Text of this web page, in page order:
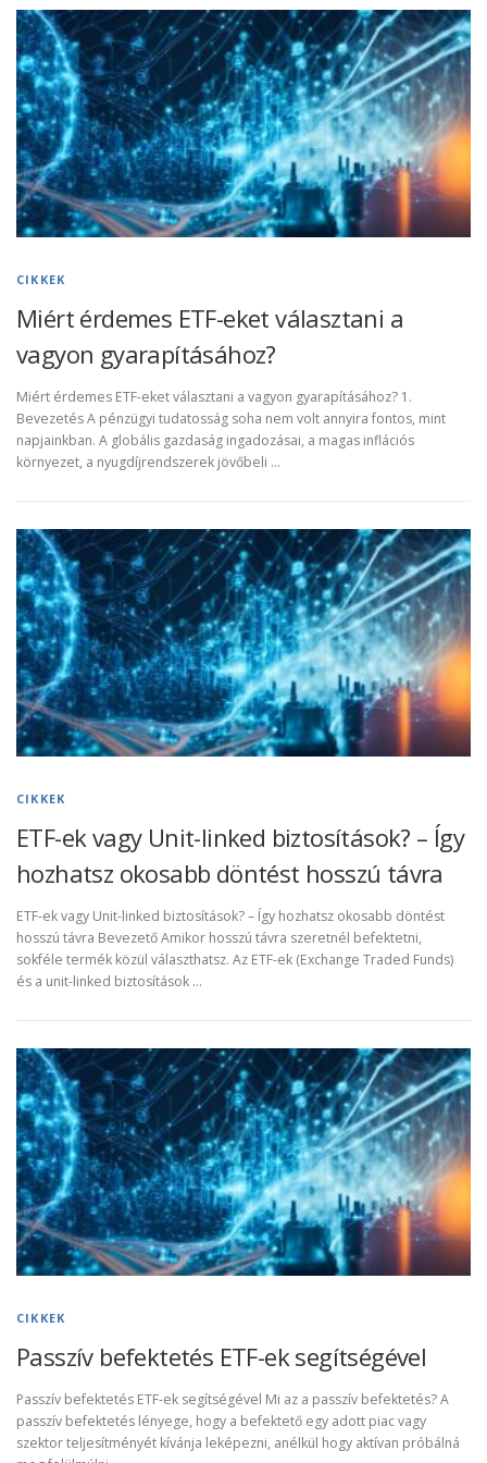
CIKKEK
Miért érdemes ETF-eket választani a
vagyon gyarapításához?
Miért érdemes ETF-eket választani a vagyon gyarapításához? 1.
Bevezetés A pénzügyi tudatosság soha nem volt annyira fontos, mint
napjainkban. A globális gazdaság ingadozásai, a magas inflációs
környezet, a nyugdíjrendszerek jövőbeli …
CIKKEK
ETF-ek vagy Unit-linked biztosítások? – Így
hozhatsz okosabb döntést hosszú távra
ETF-ek vagy Unit-linked biztosítások? – Így hozhatsz okosabb döntést
hosszú távra Bevezető Amikor hosszú távra szeretnél befektetni,
sokféle termék közül választhatsz. Az ETF-ek (Exchange Traded Funds)
és a unit-linked biztosítások …
CIKKEK
Passzív befektetés ETF-ek segítségével
Passzív befektetés ETF-ek segítségével Mi az a passzív befektetés? A
passzív befektetés lényege, hogy a befektető egy adott piac vagy
szektor teljesítményét kívánja leképezni, anélkül hogy aktívan próbálná